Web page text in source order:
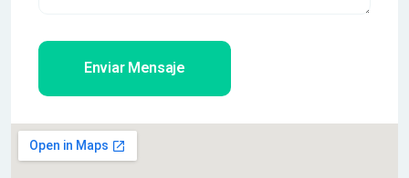
Enviar Mensaje